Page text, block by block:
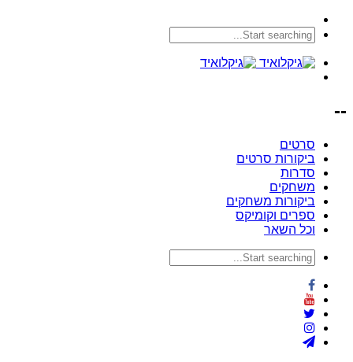
--
סרטים
ביקורות סרטים
סדרות
משחקים
ביקורות משחקים
ספרים וקומיקס
וכל השאר